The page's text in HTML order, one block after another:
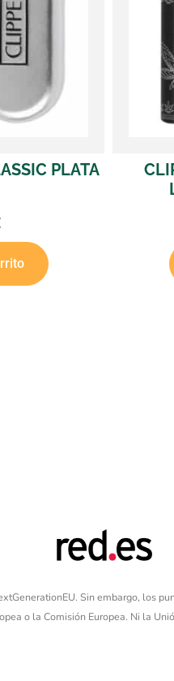
METAL CLASSIC
GOLD 3 U.
Añadir al carrito
Sin embargo, los
o la Comisión Europea. Ni la